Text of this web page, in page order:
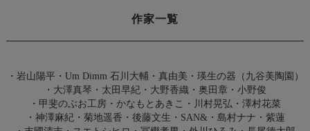
作家一覧
・ 岩山陽平・ Um Dimm 石川大輔・真由美 ・ 瑛生の器（九谷美陶園）
・ 大澤真琴 ・ 太田早紀 ・ 大野香織 ・ 奥田章 ・ 小野俊
・ 甲斐のぶお工房 ・ かなもとあきこ ・ 川村晃弘 ・ 澤村花菜
・ 神澤麻紀・ 菊地遥香 ・ 後藤文生 ・ SAN& ・ 島村ナナ ・ 紫蓮